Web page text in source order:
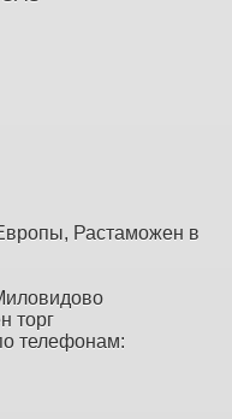
Растаможен в
торг
телефонам: